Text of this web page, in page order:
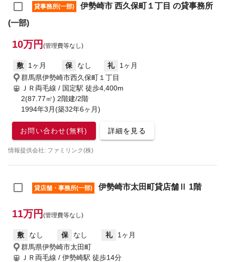
貸事務所(一部)
伊勢崎市 西久保町１丁目 の貸事務所
(一部)
10万円 (管理費等なし)
敷 1ヶ月 保 なし 礼
1ヶ月
群馬県伊勢崎市西久保町１丁目
ＪＲ両毛線 / 国定駅 徒歩4,400m
2(87.77㎡) 2階建/2階
1994年3月(築32年6ヶ月)
お問い合わせ(無料) 詳細を見る
情報提供会社: ファミリンク(株)
貸店舗・事務所(一部) 伊勢崎市太田町貸店舗Ⅱ 1階
11万円 (管理費等なし)
敷 なし 保 なし 礼
1ヶ月
群馬県伊勢崎市太田町
ＪＲ両毛線 / 伊勢崎駅 徒歩14分